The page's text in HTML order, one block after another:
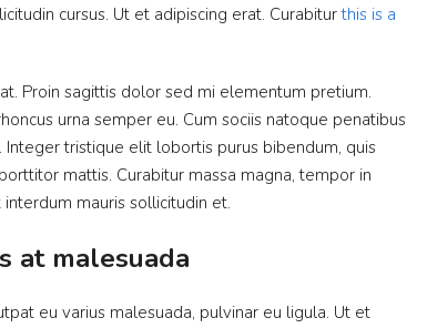
cursus. Ut et adipiscing erat. Curabiturthis is a
Proin sagittis dolor sed mi elementum pretium.
urna semper eu. Cum sociis natoque penatibus
tristique elit lobortis purus bibendum, quis
mattis. Curabitur massa magna, tempor in
mauris sollicitudin et.
at malesuada
eu varius malesuada, pulvinar eu ligula. Ut et